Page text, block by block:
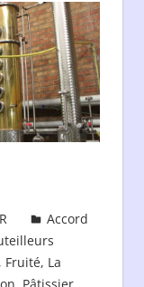
Accord
, Fruité, La
, Pâtissier,